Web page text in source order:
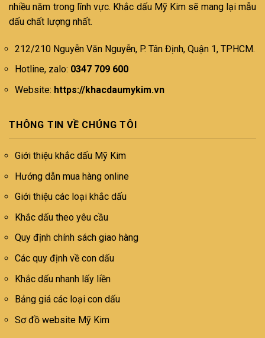
nhiều năm trong lĩnh vực. Khắc dấu Mỹ Kim sẽ mang lại mẫu
dấu chất lượng nhất.
212/210 Nguyễn Văn Nguyễn, P. Tân Định, Quận 1, TPHCM.
Hotline, zalo: 0347 709 600
Website: https://khacdaumykim.vn
THÔNG TIN VỀ CHÚNG TÔI
Giới thiệu khắc dấu Mỹ Kim
Hướng dẫn mua hàng online
Giới thiệu các loại khắc dấu
Khắc dấu theo yêu cầu
Quy định chính sách giao hàng
Các quy định về con dấu
Khắc dấu nhanh lấy liền
Bảng giá các loại con dấu
Sơ đồ website Mỹ Kim